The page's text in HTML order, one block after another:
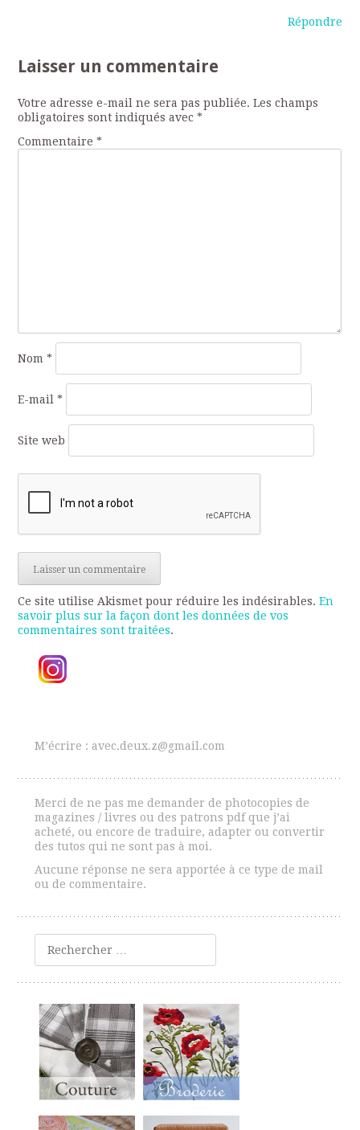
Répondre
Laisser un commentaire
Votre adresse e-mail ne sera pas publiée. Les champs
obligatoires sont indiqués avec*
Commentaire*
Nom*
E-mail*
Site web
Ce site utilise Akismet pour réduire les indésirables.En
savoir plus sur la façon dont les données de vos
commentaires sont traitées.
M’écrire : avec.deux.z@gmail.com
Merci de ne pas me demander de photocopies de
magazines / livres ou des patrons pdf que j’ai
acheté, ou encore de traduire, adapter ou convertir
des tutos qui ne sont pas à moi.
Aucune réponse ne sera apportée à ce type de mail
ou de commentaire.
Rechercher